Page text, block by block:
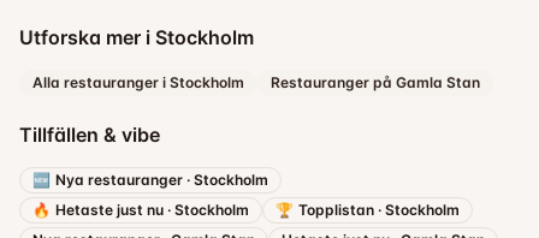
Utforska mer i Stockholm
Alla restauranger i Stockholm Restauranger på Gamla Stan
Tillfällen & vibe
🆕 Nya restauranger · Stockholm
🔥 Hetaste just nu · Stockholm 🏆 Topplistan · Stockholm